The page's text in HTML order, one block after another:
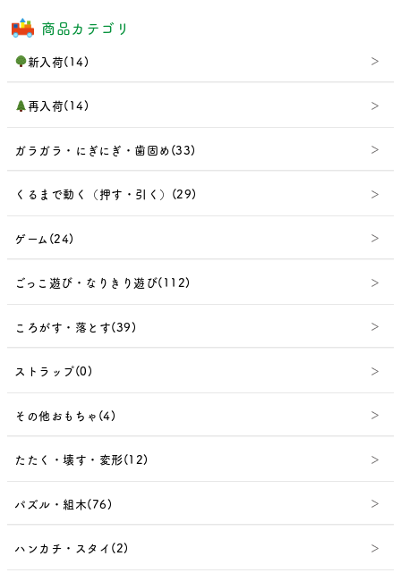
商品カテゴリ
新入荷(14)
再入荷(14)
ガラガラ・にぎにぎ・歯固め(33)
くるまで動く（押す・引く）(29)
ゲーム(24)
ごっこ遊び・なりきり遊び(112)
ころがす・落とす(39)
ストラップ(0)
その他おもちゃ(4)
たたく・壊す・変形(12)
パズル・組木(76)
ハンカチ・スタイ(2)